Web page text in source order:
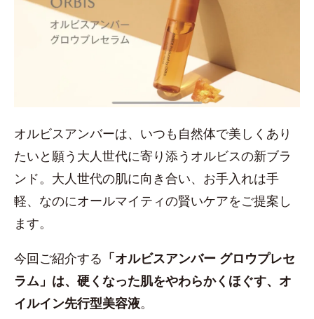
オルビスアンバーは、いつも⾃然体で美しくあり
たいと願う⼤⼈世代に寄り添うオルビスの新ブラ
ンド。大人世代の肌に向き合い、お手入れは⼿
軽、なのにオールマイティの賢いケアをご提案し
ます。
今回ご紹介する 「オルビスアンバー グロウプレセ
ラム」は、硬くなった肌をやわらかくほぐす、オ
イルイン先行型美容液。